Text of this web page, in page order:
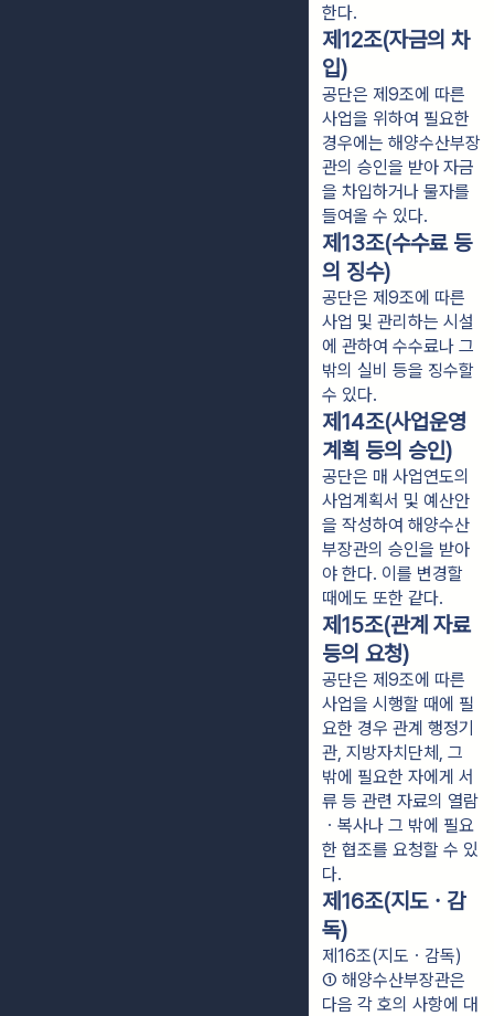
한다.
제12조(자금의 차
입)
공단은 제9조에 따른
사업을 위하여 필요한
경우에는 해양수산부장
관의 승인을 받아 자금
을 차입하거나 물자를
들여올 수 있다.
제13조(수수료 등
의 징수)
공단은 제9조에 따른
사업 및 관리하는 시설
에 관하여 수수료나 그
밖의 실비 등을 징수할
수 있다.
제14조(사업운영
계획 등의 승인)
공단은 매 사업연도의
사업계획서 및 예산안
을 작성하여 해양수산
부장관의 승인을 받아
야 한다. 이를 변경할
때에도 또한 같다.
제15조(관계 자료
등의 요청)
공단은 제9조에 따른
사업을 시행할 때에 필
요한 경우 관계 행정기
관, 지방자치단체, 그
밖에 필요한 자에게 서
류 등 관련 자료의 열람
ㆍ복사나 그 밖에 필요
한 협조를 요청할 수 있
다.
제16조(지도ㆍ감
독)
제16조(지도ㆍ감독)
① 해양수산부장관은
다음 각 호의 사항에 대